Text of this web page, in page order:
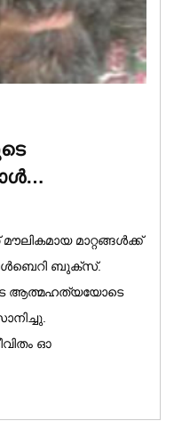
മാറ്റങ്ങൾക്ക്
ബുക്‌സ്.
ആത്മഹത്യയോടെ
ഓ